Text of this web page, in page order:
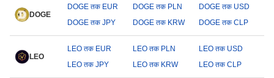
DOGE
DOGE तक EUR DOGE तक PLN
DOGE तक USD
DOGE तक JPY
DOGE तक KRW DOGE तक CLP
LEO
LEO तक EUR LEO तक PLN
LEO तक USD
LEO तक JPY
LEO तक KRW LEO तक CLP